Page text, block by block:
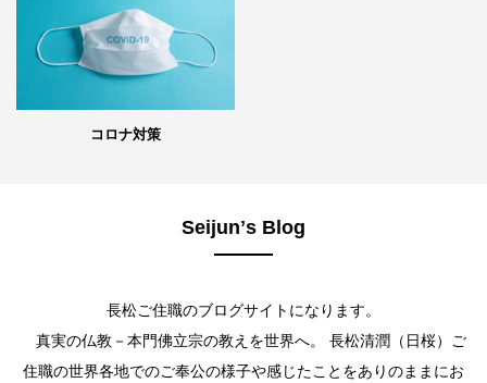
コロナ対策
Seijunʼs Blog
長松ご住職のブログサイトになります。
真実の仏教－本門佛立宗の教えを世界へ。 長松清潤（日桜）ご
住職の世界各地でのご奉公の様子や感じたことをありのままにお